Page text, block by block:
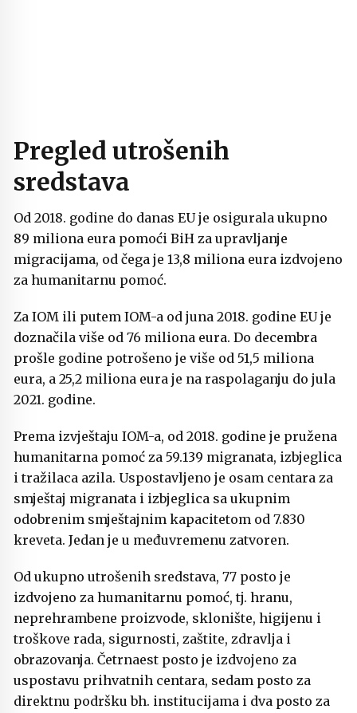
Pregled utrošenih
sredstava
Od 2018. godine do danas EU je osigurala ukupno
89 miliona eura pomoći BiH za upravljanje
migracijama, od čega je 13,8 miliona eura izdvojeno
za humanitarnu pomoć.
Za IOM ili putem IOM-a od juna 2018. godine EU je
doznačila više od 76 miliona eura. Do decembra
prošle godine potrošeno je više od 51,5 miliona
eura, a 25,2 miliona eura je na raspolaganju do jula
2021. godine.
Prema izvještaju IOM-a, od 2018. godine je pružena
humanitarna pomoć za 59.139 migranata, izbjeglica
i tražilaca azila. Uspostavljeno je osam centara za
smještaj migranata i izbjeglica sa ukupnim
odobrenim smještajnim kapacitetom od 7.830
kreveta. Jedan je u međuvremenu zatvoren.
Od ukupno utrošenih sredstava, 77 posto je
izdvojeno za humanitarnu pomoć, tj. hranu,
neprehrambene proizvode, sklonište, higijenu i
troškove rada, sigurnosti, zaštite, zdravlja i
obrazovanja. Četrnaest posto je izdvojeno za
uspostavu prihvatnih centara, sedam posto za
direktnu podršku bh. institucijama i dva posto za